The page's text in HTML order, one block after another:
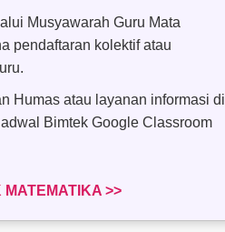
Musyawarah Guru Mata
pendaftaran kolektif atau
Humas atau layanan informasi di
Bimtek Google Classroom
>>